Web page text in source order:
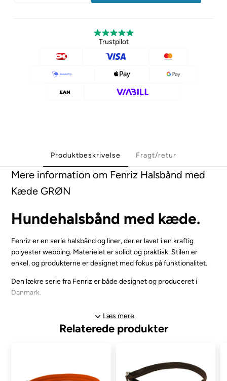
Trustpilot
Produktbeskrivelse Fragt/retur
Mere information om Fenriz Halsbånd med
Kæde GRØN
Hundehalsbånd med kæde.
Fenriz er en serie halsbånd og liner, der er lavet i en kraftig
polyester webbing. Materielet er solidt og praktisk. Stilen er
enkel, og produkterne er designet med fokus på funktionalitet.
Den lækre serie fra Fenriz er både designet og produceret i
Danmark.
Vælg mellem følgende størrelser:
X-small - Passer et halsmål mellem 25-40 cm. Bredden på
Medium - Passer et halsmål mellem 40-60 cm. Bredden på
Læs mere
Relaterede produkter